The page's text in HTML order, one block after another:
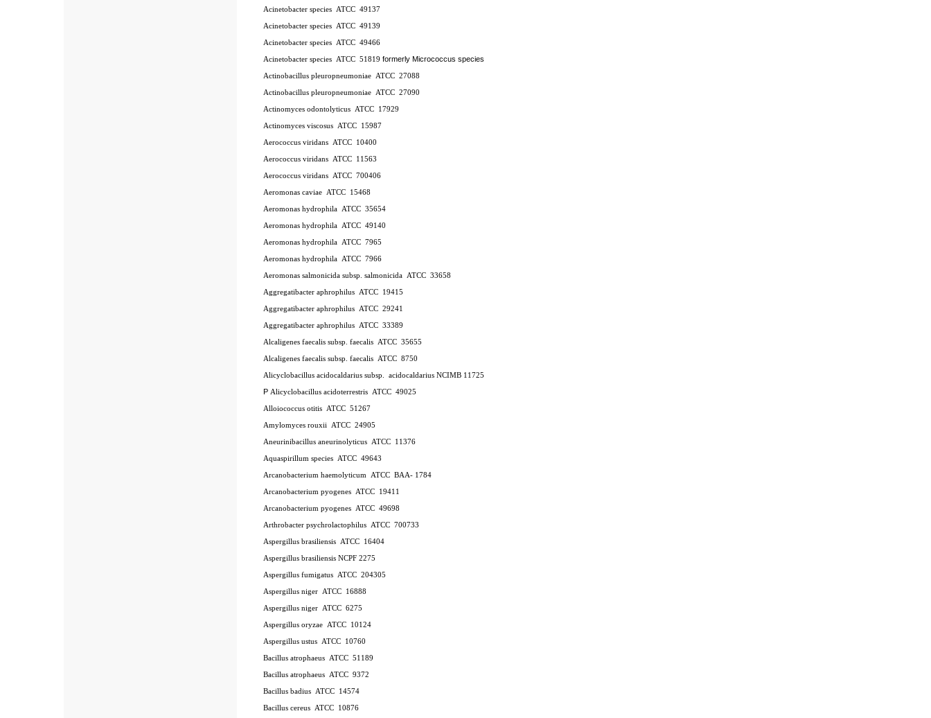
Acinetobacter species ATCC 49137
Acinetobacter species ATCC 49139
Acinetobacter species ATCC 49466
Acinetobacter species ATCC 51819 formerly Micrococcus species
Actinobacillus pleuropneumoniae ATCC 27088
Actinobacillus pleuropneumoniae ATCC 27090
Actinomyces odontolyticus ATCC 17929
Actinomyces viscosus ATCC 15987
Aerococcus viridans ATCC 10400
Aerococcus viridans ATCC 11563
Aerococcus viridans ATCC 700406
Aeromonas caviae ATCC 15468
Aeromonas hydrophila ATCC 35654
Aeromonas hydrophila ATCC 49140
Aeromonas hydrophila ATCC 7965
Aeromonas hydrophila ATCC 7966
Aeromonas salmonicida subsp. salmonicida ATCC 33658
Aggregatibacter aphrophilus ATCC 19415
Aggregatibacter aphrophilus ATCC 29241
Aggregatibacter aphrophilus ATCC 33389
Alcaligenes faecalis subsp. faecalis ATCC 35655
Alcaligenes faecalis subsp. faecalis ATCC 8750
Alicyclobacillus acidocaldarius subsp. acidocaldarius NCIMB 11725
P Alicyclobacillus acidoterrestris ATCC 49025
Alloiococcus otitis ATCC 51267
Amylomyces rouxii ATCC 24905
Aneurinibacillus aneurinolyticus ATCC 11376
Aquaspirillum species ATCC 49643
Arcanobacterium haemolyticum ATCC BAA- 1784
Arcanobacterium pyogenes ATCC 19411
Arcanobacterium pyogenes ATCC 49698
Arthrobacter psychrolactophilus ATCC 700733
Aspergillus brasiliensis ATCC 16404
Aspergillus brasiliensis NCPF 2275
Aspergillus fumigatus ATCC 204305
Aspergillus niger ATCC 16888
Aspergillus niger ATCC 6275
Aspergillus oryzae ATCC 10124
Aspergillus ustus ATCC 10760
Bacillus atrophaeus ATCC 51189
Bacillus atrophaeus ATCC 9372
Bacillus badius ATCC 14574
Bacillus cereus ATCC 10876